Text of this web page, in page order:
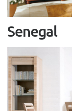
Senegal